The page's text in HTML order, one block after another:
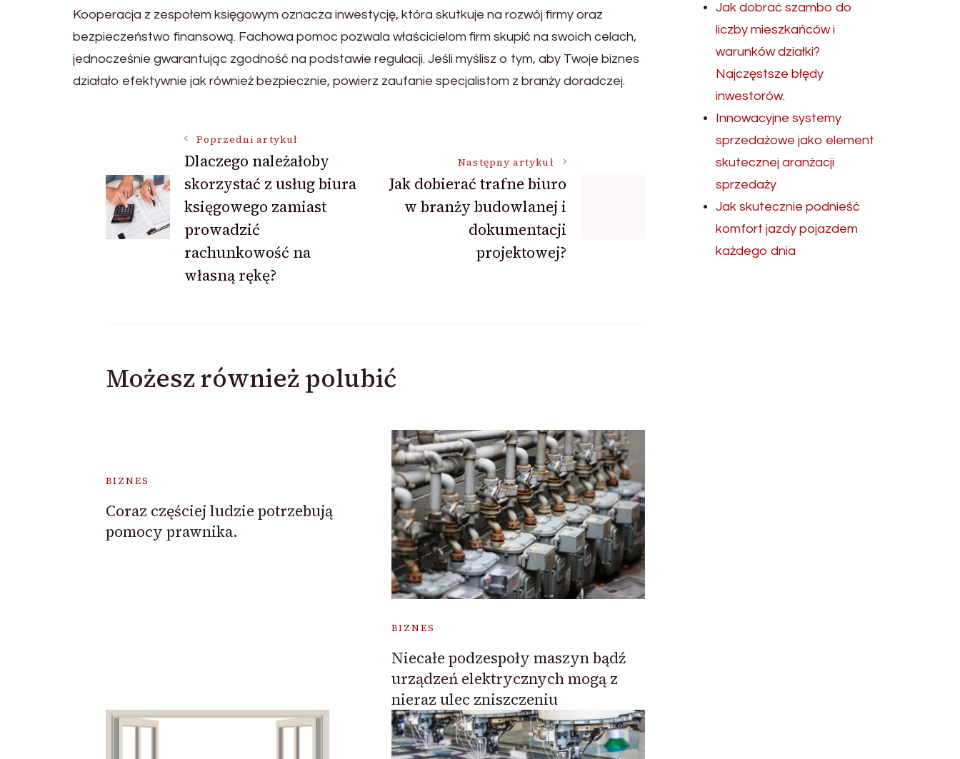
Kooperacja z zespołem księgowym oznacza inwestycję, która skutkuje na rozwój firmy oraz
bezpieczeństwo finansową. Fachowa pomoc pozwala właścicielom firm skupić na swoich celach,
jednocześnie gwarantując zgodność na podstawie regulacji. Jeśli myślisz o tym, aby Twoje biznes
działało efektywnie jak również bezpiecznie, powierz zaufanie specjalistom z branży doradczej.
Nawigacja
wpisu
Poprzedni artykuł
Dlaczego należałoby
skorzystać z usług biura
księgowego zamiast
prowadzić
rachunkowość na
własną rękę?
Następny artykuł
Jak dobierać trafne biuro
w branży budowlanej i
dokumentacji
projektowej?
Możesz również polubić
BIZNES
Coraz częściej ludzie potrzebują
pomocy prawnika.
BIZNES
Niecałe podzespoły maszyn bądź
urządzeń elektrycznych mogą z
nieraz ulec zniszczeniu
Jak dobrać szambo do
liczby mieszkańców i
warunków działki?
Najczęstsze błędy
inwestorów.
Innowacyjne systemy
sprzedażowe jako element
skutecznej aranżacji
sprzedaży
Jak skutecznie podnieść
komfort jazdy pojazdem
każdego dnia